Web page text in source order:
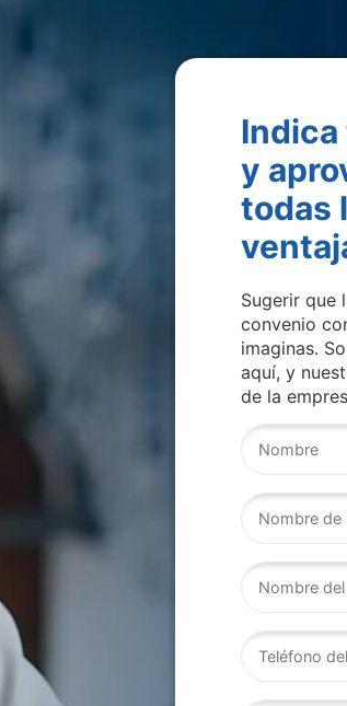
Indica
y
todas
Sugerir que
convenio
imaginas.
aquí, y
de la